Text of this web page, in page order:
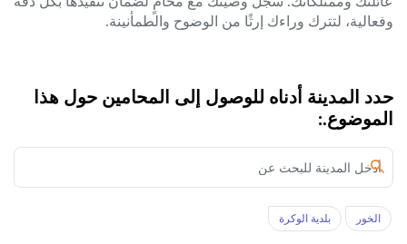
وفعالية، لتترك وراءك إرثًا من الوضوح والطمأنينة.
حدد المدينة أدناه للوصول إلى المحامين حول هذا
الموضوع.:
الخور‎ بلدية الوكرة